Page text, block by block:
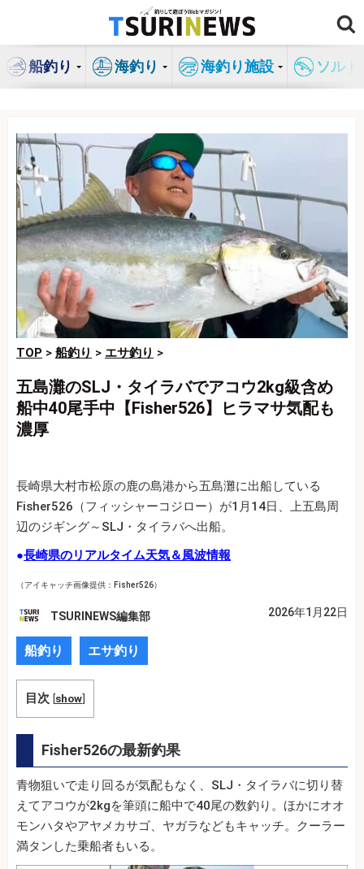
ン
船釣り 海釣り 海釣り施設 ソル
TOP > 船釣り > エサ釣り >
五島灘のSLJ・タイラバでアコウ2kg級含め
船中40尾手中【Fisher526】ヒラマサ気配も
濃厚
長崎県大村市松原の鹿の島港から五島灘に出船している
Fisher526（フィッシャーコジロー）が1月14日、上五島周
辺のジギング～SLJ・タイラバへ出船。
●長崎県のリアルタイム天気＆風波情報
（アイキャッチ画像提供：Fisher526）
TSURINEWS編集部 2026年1月22日
船釣り エサ釣り
目次 [show]
Fisher526の最新釣果
青物狙いで走り回るが気配もなく、SLJ・タイラバに切り替
えてアコウが2kgを筆頭に船中で40尾の数釣り。ほかにオオ
モンハタやアヤメカサゴ、ヤガラなどもキャッチ。クーラー
満タンした乗船者もいる。